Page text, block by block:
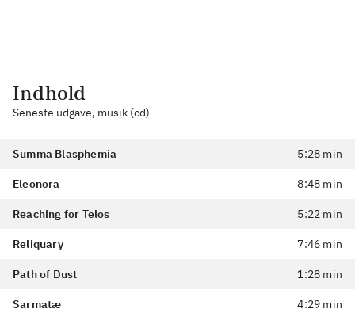
Indhold
Seneste udgave, musik (cd)
Summa Blasphemia 5:28 min
Eleonora 8:48 min
Reaching for Telos 5:22 min
Reliquary 7:46 min
Path of Dust 1:28 min
Sarmatæ 4:29 min